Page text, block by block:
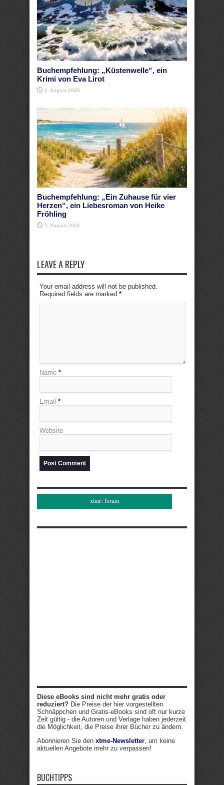
Buchempfehlung: „Küstenwelle“, ein
Krimi von Eva Lirot
2. August 2026
Buchempfehlung: „Ein Zuhause für vier
Herzen“, ein Liebesroman von Heike
Fröhling
1. August 2026
LEAVE A REPLY
Your email address will not be published.
Required fields are marked *
Name *
Email *
Website
xtme: forum
Diese eBooks sind nicht mehr gratis oder
reduziert? Die Preise der hier vorgestellten
Schnäppchen und Gratis-eBooks sind oft nur kurze
Zeit gültig - die Autoren und Verlage haben jederzeit
die Möglichkeit, die Preise ihrer Bücher zu ändern.
Abonnieren Sie den xtme-Newsletter, um keine
aktuellen Angebote mehr zu verpassen!
BUCHTIPPS